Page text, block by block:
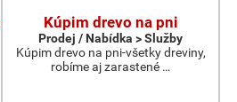
Kúpim drevo na pni
Prodej / Nabídka > Služby
Kúpim drevo na pni-všetky dreviny,
robíme aj zarastené …